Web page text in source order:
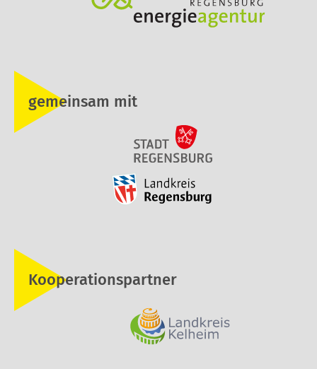
gemeinsam mit
Kooperationspartner